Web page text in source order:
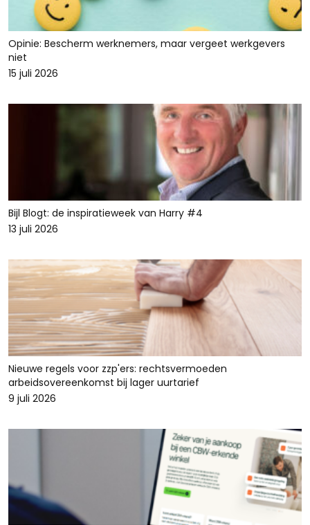
Opinie: Bescherm werknemers, maar vergeet werkgevers
niet
15 juli 2026
Bijl Blogt: de inspiratieweek van Harry #4
13 juli 2026
Nieuwe regels voor zzp'ers: rechtsvermoeden
arbeidsovereenkomst bij lager uurtarief
9 juli 2026